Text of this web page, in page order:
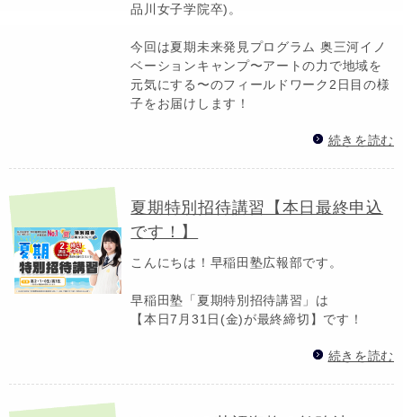
品川女子学院卒)。
今回は夏期未来発見プログラム 奥三河イノ
ベーションキャンプ〜アートの力で地域を
元気にする〜のフィールドワーク2日目の様
子をお届けします！
続きを読む
夏期特別招待講習【本日最終申込
です！】
こんにちは！早稲田塾広報部です。
早稲田塾「夏期特別招待講習」は
【本日7月31日(金)が最終締切】です！
続きを読む